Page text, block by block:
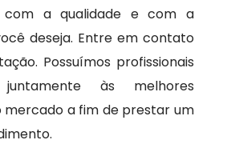
com a qualidade e com a
deseja. Entre em contato
Possuímos profissionais
juntamente às melhores
a fim de prestar um